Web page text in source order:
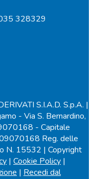
328329
S.I.A.D. S.p.A. |
- Via S. Bernardino,
- Capitale
Reg. delle
N. 15532 | Copyright
| Cookie Policy |
| Recedi dal